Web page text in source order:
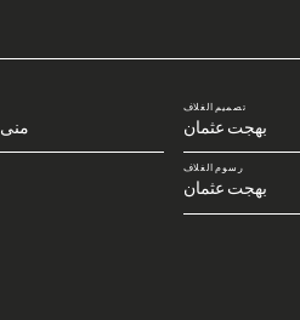
تصميم الغلاف
بهجت عثمان
رسوم الغلاف
بهجت عثمان